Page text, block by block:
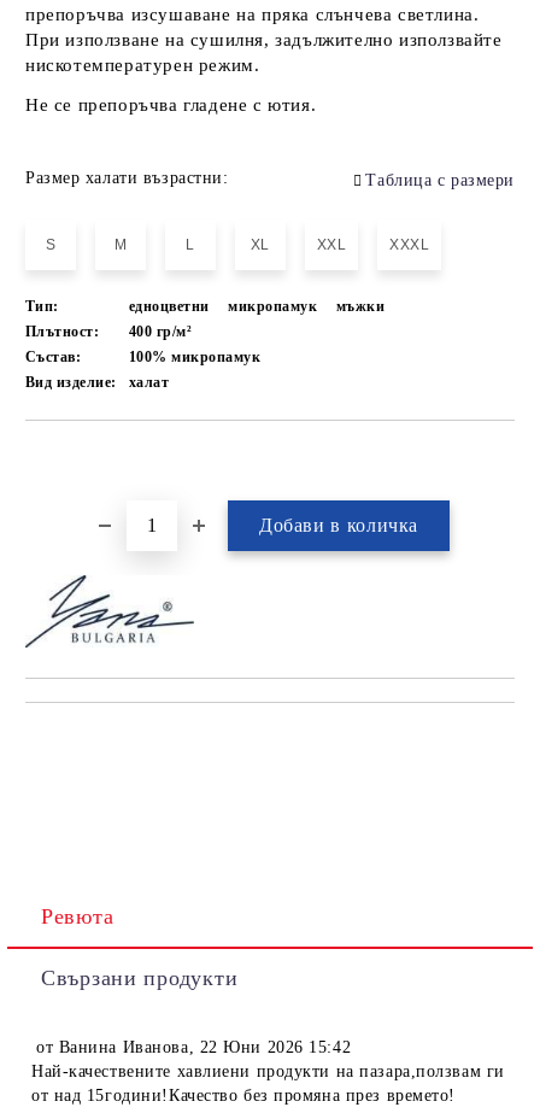
препоръчва изсушаване на пряка слънчева светлина.
При използване на сушилня, задължително използвайте
нискотемпературен режим.
Не се препоръчва гладене с ютия.
Размер халати възрастни: Таблица с размери
S M L XL XXL XXXL
Тип: едноцветни микропамук
мъжки
Плътност:
400 гр/м²
Състав:
100% микропамук
Вид изделие:
халат
Ревюта
Свързани продукти
от Ванина Иванова, 22 Юни 2026 15:42
Най-качествените хавлиени продукти на пазара,ползвам ги
от над 15години!Качество без промяна през времето!